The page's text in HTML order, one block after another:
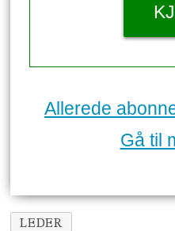
Allerede
Gå til
LEDER